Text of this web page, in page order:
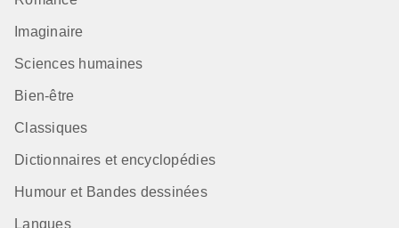
Imaginaire
Sciences humaines
Bien-être
Classiques
Dictionnaires et encyclopédies
Humour et Bandes dessinées
Langues